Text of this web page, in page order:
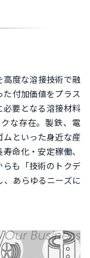
高度な溶接技術で融
付加価値をプラス
要となる溶接材料
な存在。製鉄、電
といった身近な産
命化・安定稼働、
も「技術のトクデ
あらゆるニーズに